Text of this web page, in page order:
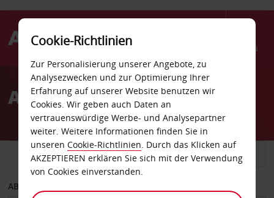
Menü
AvisAutovermietung Elazig
FAHRZEUG TRANSPORTER
ABHOLEN VON
Cookie-Richtlinien
Zur Personalisierung unserer Angebote, zu
Analysezwecken und zur Optimierung Ihrer
Erfahrung auf unserer Website benutzen wir
Cookies. Wir geben auch Daten an
vertrauenswürdige Werbe- und Analysepartner
weiter. Weitere Informationen finden Sie in
unseren Cookie-Richtlinien. Durch das Klicken auf
AKZEPTIEREN erklären Sie sich mit der Verwendung
von Cookies einverstanden.